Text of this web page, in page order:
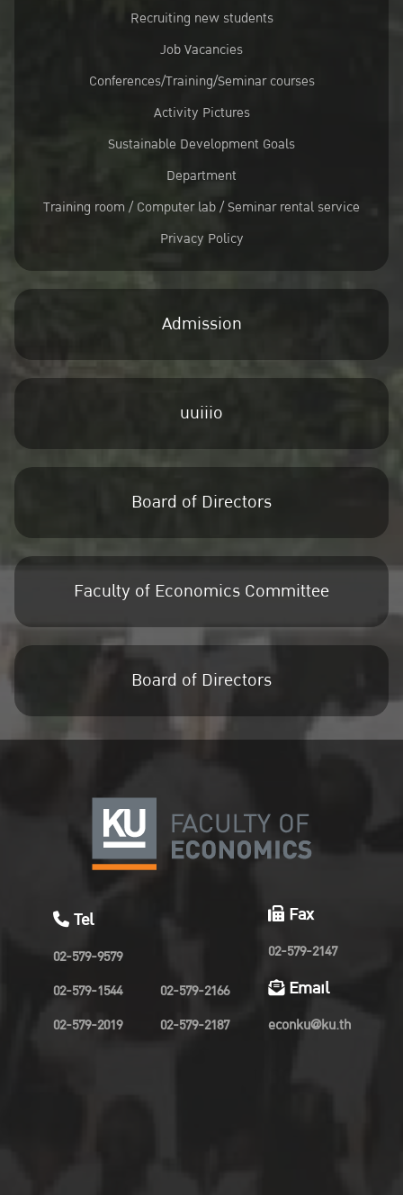
Recruiting new students
Job Vacancies
Conferences/Training/Seminar courses
Activity Pictures
Sustainable Development Goals
Department
Training room / Computer lab / Seminar rental service
Privacy Policy
Admission
uuiiio
Board of Directors
Faculty of Economics Committee
Board of Directors
Tel
02-579-9579
02-579-1544
02-579-2019
02-579-2166
02-579-2187
Fax
02-579-2147
Email
econku@ku.th